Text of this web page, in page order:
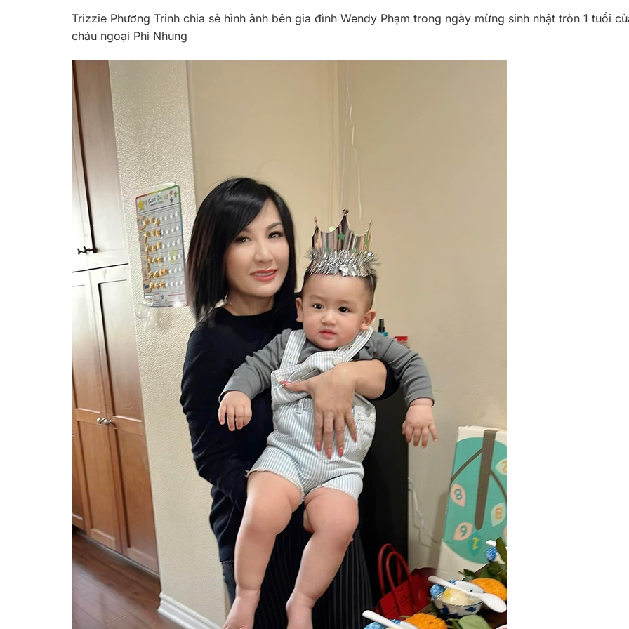
Trizzie Phương Trinh chia sẻ hình ảnh bên gia đình Wendy Phạm trong ngày mừng sinh nhật tròn 1 tuổi
cháu ngoại Phi Nhung